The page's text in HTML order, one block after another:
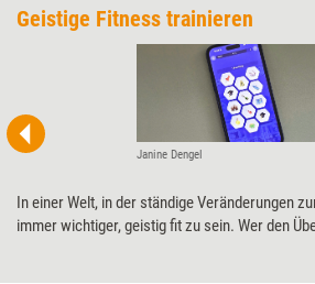
Geistige Fitness trainieren
Janine Dengel
In einer Welt, in der ständige Veränderungen
immer wichtiger, geistig fit zu sein. Wer den